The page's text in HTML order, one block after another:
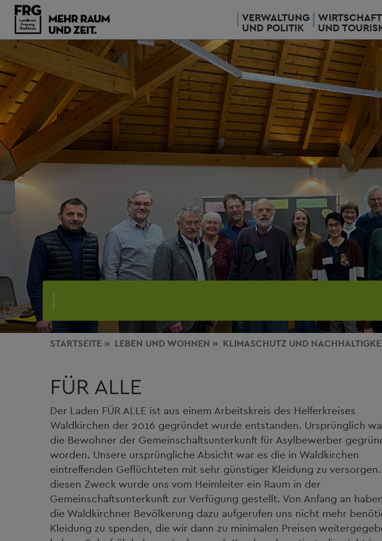
VERWALTUNG
UND POLITIK
WIRTSCHAFT
UND
STARTSEITE LEBEN UND WOHNEN KLIMASCHUTZ UND
FÜR ALLE
Der Laden FÜR ALLE ist aus einem Arbeitskreis des Helferkreises
Waldkirchen der 2016 gegründet wurde entstanden. Ursprünglich
die Bewohner der Gemeinschaftsunterkunft für Asylbewerber
worden. Unsere ursprüngliche Absicht war es die in Waldkirchen
eintreffenden Geflüchteten mit sehr günstiger Kleidung zu
diesen Zweck wurde uns vom Heimleiter ein Raum in der
Gemeinschaftsunterkunft zur Verfügung gestellt. Von Anfang an
die Waldkirchner Bevölkerung dazu aufgerufen uns nicht mehr
Kleidung zu spenden, die wir dann zu minimalen Preisen